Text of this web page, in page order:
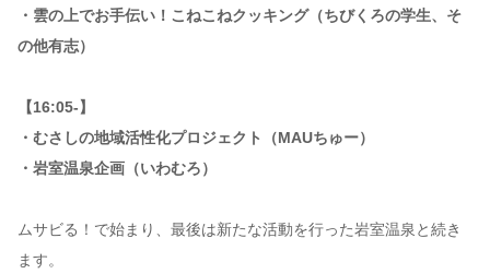
・雲の上でお手伝い！こねこねクッキング（ちびくろの学生、そ
の他有志）
【16:05-】
・むさしの地域活性化プロジェクト（MAUちゅー）
・岩室温泉企画（いわむろ）
ムサビる！で始まり、最後は新たな活動を行った岩室温泉と続き
ます。